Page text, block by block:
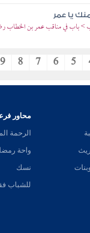
يا عمر
> باب في مناقب عمر بن الخطاب
5
6
7
8
9
محاور
الرحمة
واحة
نسك
للشباب